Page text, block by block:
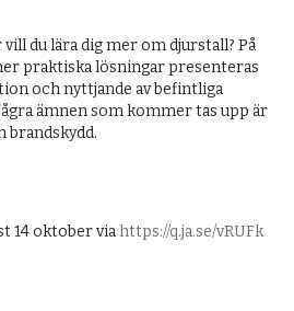
du lära dig mer om djurstall? På
praktiska lösningar presenteras
och nyttjande av befintliga
ämnen som kommer tas upp är
brandskydd.
14 oktober viahttps://q.ja.se/vRUFk